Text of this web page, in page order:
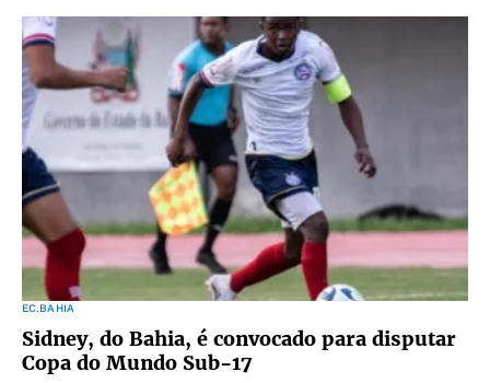
EC.BAHIA
Sidney, do Bahia, é convocado para disputar
Copa do Mundo Sub-17